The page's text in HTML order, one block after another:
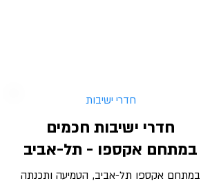
חדרי ישיבות
חדרי ישיבות חכמים
במתחם אקספו - תל-אביב
במתחם אקספו תל-אביב, הטמיעה ותכנתה